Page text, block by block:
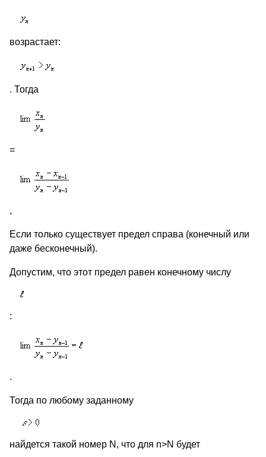
возрастает:
. Тогда
=
,
Если только существует предел справа (конечный или
даже бесконечный).
Допустим, что этот предел равен конечному числу
:
.
Тогда по любому заданному
найдется такой номер N, что для n>N будет